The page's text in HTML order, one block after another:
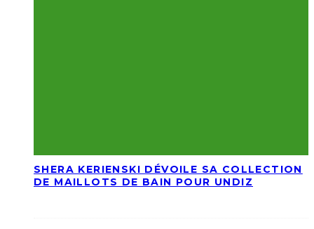
SHERA KERIENSKI DÉVOILE SA COLLECTION
DE MAILLOTS DE BAIN POUR UNDIZ